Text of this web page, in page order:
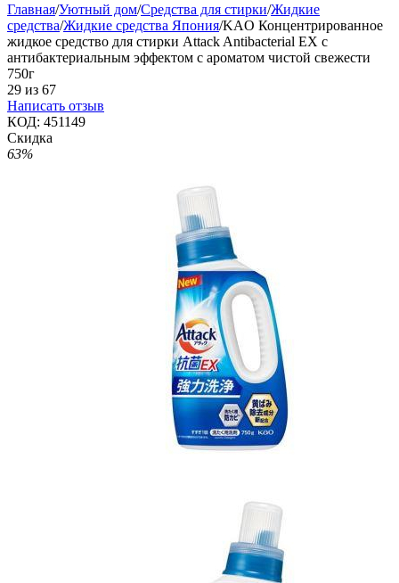
Главная/Уютный дом/Средства для стирки/Жидкие
средства/Жидкие средства Япония/KAO Концентрированное
жидкое средство для стирки Attack Antibacterial EX с
антибактериальным эффектом с ароматом чистой свежести
750г
29 из 67
Написать отзыв
КОД: 451149
Скидка
63%